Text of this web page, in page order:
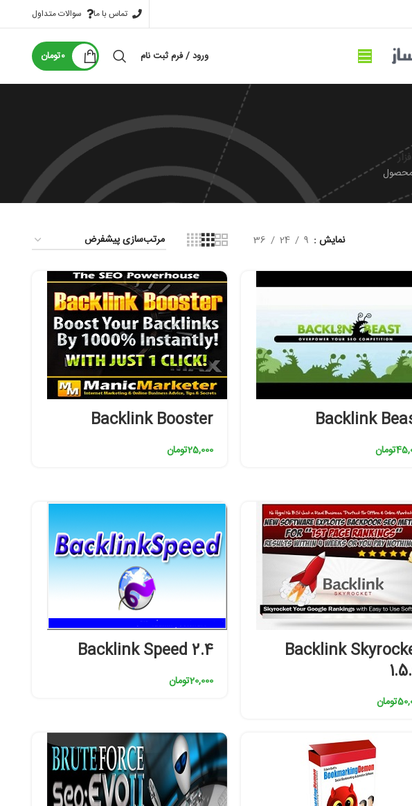
تماس با ما سوالات متداول
ورود / فرم ثبت نام 0تومان
نمایش 9
24
36
Backlink
تومان
Backlink Booster
25,000تومان
Backlink
تومان
Backlink Speed 2.4
20,000تومان